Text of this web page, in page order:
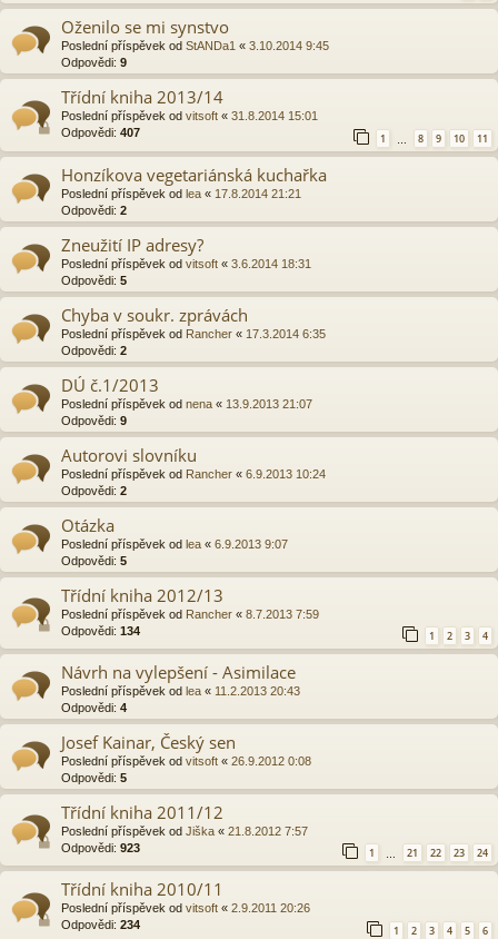
Oženilo se mi synstvo
Poslední příspěvek od StANDa1 « 3.10.2014 9:45
Odpovědi: 9
Třídní kniha 2013/14
Poslední příspěvek od vitsoft « 31.8.2014 15:01
Odpovědi: 407 1 8 9 10 11
Honzíkova vegetariánská kuchařka
Poslední příspěvek od lea « 17.8.2014 21:21
Odpovědi: 2
Zneužití IP adresy?
Poslední příspěvek od vitsoft « 3.6.2014 18:31
Odpovědi: 5
Chyba v soukr. zprávách
Poslední příspěvek od Rancher « 17.3.2014 6:35
Odpovědi: 2
DÚ č.1/2013
Poslední příspěvek od nena « 13.9.2013 21:07
Odpovědi: 9
Autorovi slovníku
Poslední příspěvek od Rancher « 6.9.2013 10:24
Odpovědi: 2
Otázka
Poslední příspěvek od lea « 6.9.2013 9:07
Odpovědi: 5
Třídní kniha 2012/13
Poslední příspěvek od Rancher « 8.7.2013 7:59
Odpovědi: 134 1 2 3 4
Návrh na vylepšení - Asimilace
Poslední příspěvek od lea « 11.2.2013 20:43
Odpovědi: 4
Josef Kainar, Český sen
Poslední příspěvek od vitsoft « 26.9.2012 0:08
Odpovědi: 5
Třídní kniha 2011/12
Poslední příspěvek od Jiška « 21.8.2012 7:57
Odpovědi: 923 1 … 21 22 23 24
Třídní kniha 2010/11
Poslední příspěvek od vitsoft « 2.9.2011 20:26
Odpovědi: 234 1 2 3 4 5 6